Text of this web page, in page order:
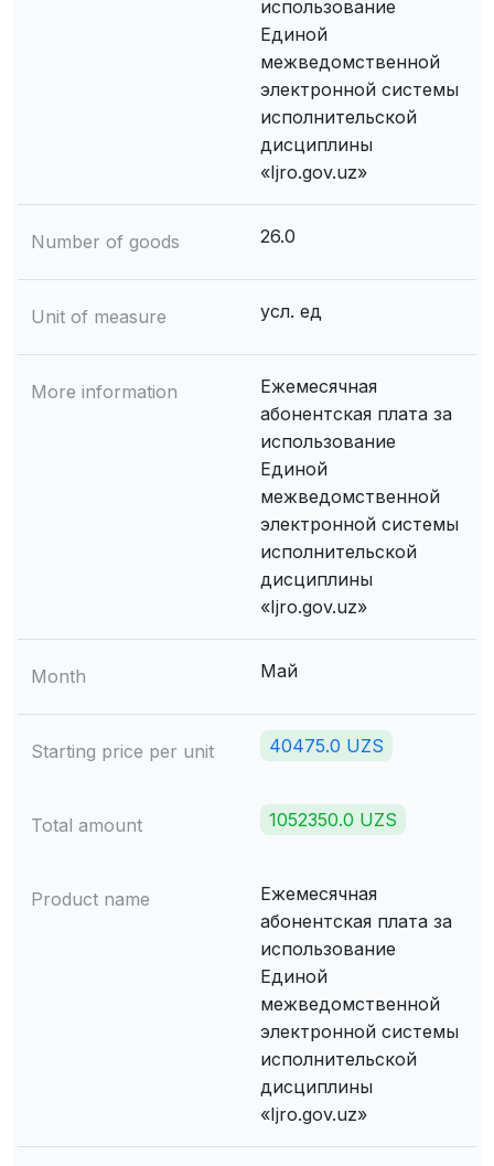
использование
Единой
межведомственной
электронной системы
исполнительской
дисциплины
«Ijro.gov.uz»
Number of goods 26.0
Unit of measure усл. ед
More information
Ежемесячная
абонентская плата за
использование
Единой
межведомственной
электронной системы
исполнительской
дисциплины
«Ijro.gov.uz»
Month Май
Starting price per unit 40475.0 UZS
Total amount 1052350.0 UZS
Product name
Ежемесячная
абонентская плата за
использование
Единой
межведомственной
электронной системы
исполнительской
дисциплины
«Ijro.gov.uz»